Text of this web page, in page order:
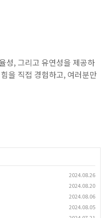
성, 그리고 유연성을 제공하
을 직접 경험하고, 여러분만
2024.08.26
2024.08.20
2024.08.06
2024.08.05